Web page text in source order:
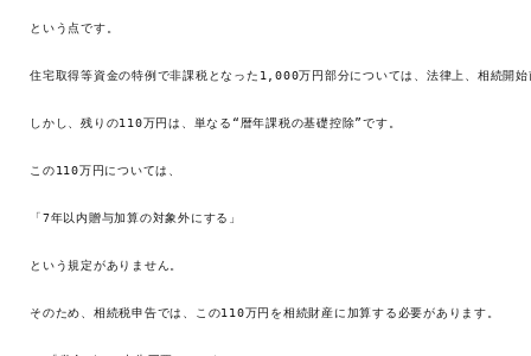
という点です。
住宅取得等資金の特例で非課税となった1,000万円部分については、法律上、相続開
しかし、残りの110万円は、単なる“暦年課税の基礎控除”です。
この110万円については、
「7年以内贈与加算の対象外にする」
という規定がありません。
そのため、相続税申告では、この110万円を相続財産に加算する必要があります。